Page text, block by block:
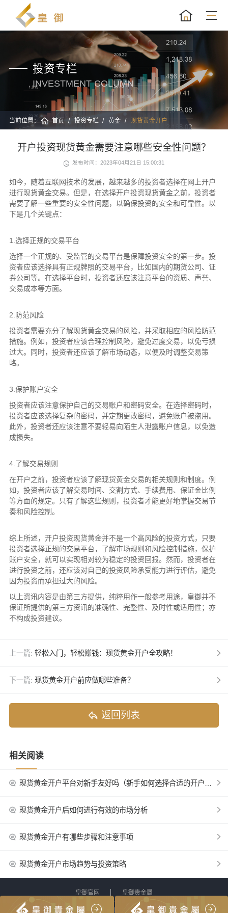
投资专栏
INVESTMENT COLUMN
当前位置： 首页 投资专栏 黄金 现货黄金开户
开户投资现货黄金需要注意哪些安全性问题？
发布时间：2023年04月21日 15:00:31
如今，随着互联网技术的发展，越来越多的投资者选择在网上开户
进行现货黄金交易。但是，在选择开户投资现货黄金之前，投资者
需要了解一些重要的安全性问题，以确保投资的安全和可靠性。以
下是几个关键点：
1.选择正规的交易平台
选择一个正规的、受监管的交易平台是保障投资安全的第一步。投
资者应该选择具有正规牌照的交易平台，比如国内的期货公司、证
券公司等。在选择平台时，投资者还应该注意平台的资质、声誉、
交易成本等方面。
2.防范风险
投资者需要充分了解现货黄金交易的风险，并采取相应的风险防范
措施。例如，投资者应该合理控制风险，避免过度交易，以免亏损
过大。同时，投资者还应该了解市场动态，以便及时调整交易策
略。
3.保护账户安全
投资者应该注意保护自己的交易账户和密码安全。在选择密码时，
投资者应该选择复杂的密码，并定期更改密码，避免账户被盗用。
此外，投资者还应该注意不要轻易向陌生人泄露账户信息，以免造
成损失。
4.了解交易规则
在开户之前，投资者应该了解现货黄金交易的相关规则和制度。例
如，投资者应该了解交易时间、交割方式、手续费用、保证金比例
等方面的规定。只有了解这些规则，投资者才能更好地掌握交易节
奏和风险控制。
综上所述，开户投资现货黄金并不是一个高风险的投资方式，只要
投资者选择正规的交易平台，了解市场规则和风险控制措施，保护
账户安全，就可以实现相对较为稳定的投资回报。然而，投资者在
进行投资之前，还应该对自己的投资风险承受能力进行评估，避免
因为投资而承担过大的风险。
以上资讯内容是由第三方提供，纯粹用作一般参考用途，皇御并不
保证所提供的第三方资讯的准确性、完整性、及时性或适用性；亦
不构成投资建议。
上一篇: 轻松入门，轻松赚钱：现货黄金开户全攻略！
下一篇: 现货黄金开户前应做哪些准备？
返回列表
相关阅读
现货黄金开户平台对新手友好吗（新手如何选择合适的开户平台）
现货黄金开户后如何进行有效的市场分析
现货黄金开户有哪些步骤和注意事项
现货黄金开户市场趋势与投资策略
皇御官网 皇御贵金属
网站地图